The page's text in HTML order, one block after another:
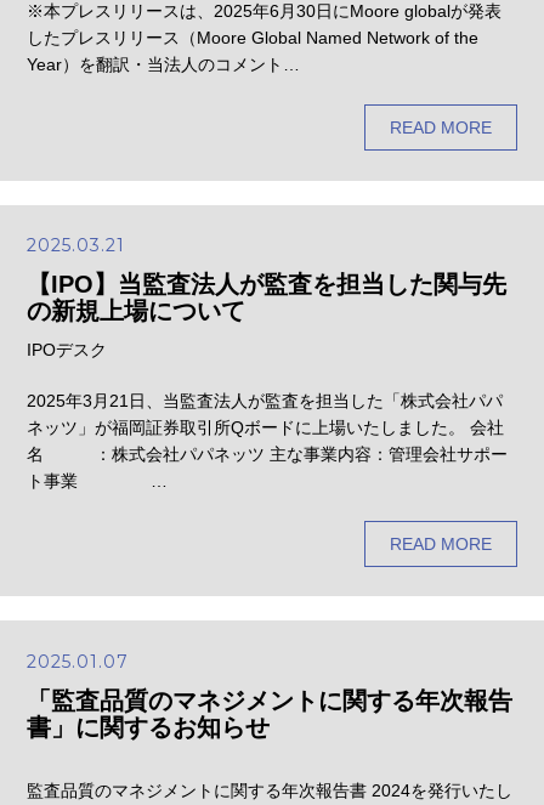
※本プレスリリースは、2025年6月30日にMoore globalが発表
したプレスリリース（Moore Global Named Network of the
Year）を翻訳・当法人のコメント…
READ MORE
2025.03.21
【IPO】当監査法人が監査を担当した関与先
の新規上場について
IPOデスク
2025年3月21日、当監査法人が監査を担当した「株式会社パパ
ネッツ」が福岡証券取引所Qボードに上場いたしました。 会社
名 ：株式会社パパネッツ 主な事業内容：管理会社サポー
ト事業 …
READ MORE
2025.01.07
「監査品質のマネジメントに関する年次報告
書」に関するお知らせ
監査品質のマネジメントに関する年次報告書 2024を発行いたし